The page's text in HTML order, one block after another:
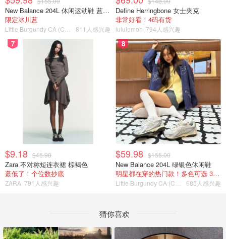
New Balance 204L 休闲运动鞋 蓝银色
限定冰川蓝
811人感兴趣
Define Herringbone 女士夹克
非常好看！4码有货
lululemon 794人感兴趣
7
$9.18 $45.90
Zara 不对称短连衣裙 棕褐色
蕞低了！个位数抄底
ZARA 791人感兴趣
8
$59.98 $155.00
New Balance 204L 绿银色休闲鞋
明星都在穿的热门款！多色可选 3.8折
685人感兴趣
猜你喜欢